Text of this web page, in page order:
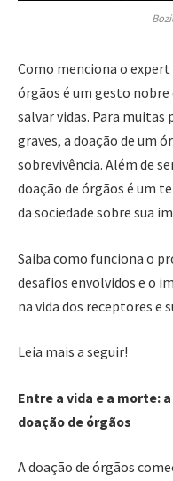
Como menciona o expert
órgãos é um gesto
salvar vidas. Para muitas
graves, a doação de um
sobrevivência. Além de
doação de órgãos é um
da sociedade sobre sua
Saiba como funciona o
desafios envolvidos e o
na vida dos receptores e
Leia mais a seguir!
Entre a vida e a morte:
doação de órgãos
A doação de órgãos